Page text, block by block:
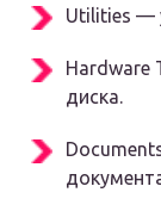
Utilities —
Hardware
диска.